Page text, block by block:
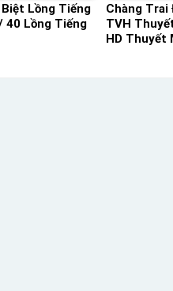
Lồng Tiếng
40 Lồng Tiếng
Chàng Trai
TVH
HD Thuyết